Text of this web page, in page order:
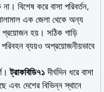
বিশেষ করে বাসা পরিবর্তন,
এক জেলা থেকে অন্য
প্রয়োজন হয়। সঠিক গাড়ি
পরিবহন ব্যয়ও অপ্রয়োজনীয়ভাবে
ট্রাকবিডি৭১ দীর্ঘদিন ধরে বাসা
এবং দেশের বিভিন্ন স্থানে